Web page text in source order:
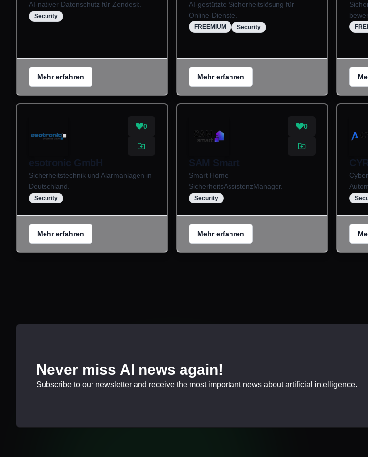
AI-nativer Datenschutz für Zendesk.
Security
Mehr erfahren
AI-gestützte Sicherheitslösung für
Online-Dienste.
FREEMIUM Security
Mehr erfahren
0
esotronic GmbH
Sicherheitstechnik und Alarmanlagen in
Deutschland.
Security
Mehr erfahren
0
SAM Smart
Smart Home
SicherheitsAssistenzManager.
Security
Mehr erfahren
Never miss AI news again!
Subscribe to our newsletter and receive the most important news about artificial intelligence.